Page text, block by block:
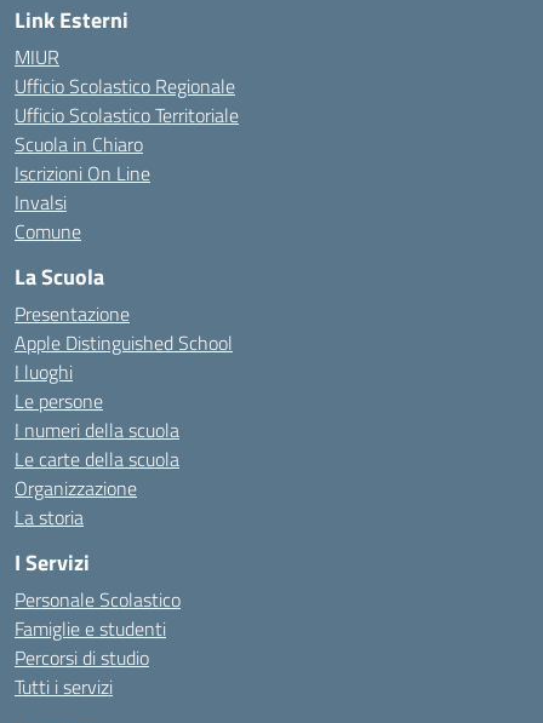
Link Esterni
MIUR
Ufficio Scolastico Regionale
Ufficio Scolastico Territoriale
Scuola in Chiaro
Iscrizioni On Line
Invalsi
Comune
La Scuola
Presentazione
Apple Distinguished School
I luoghi
Le persone
I numeri della scuola
Le carte della scuola
Organizzazione
La storia
I Servizi
Personale Scolastico
Famiglie e studenti
Percorsi di studio
Tutti i servizi